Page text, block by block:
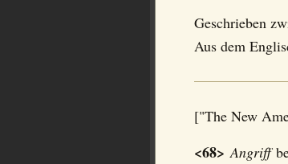
Geschrieben
Aus dem
["The New
<68> Angriff